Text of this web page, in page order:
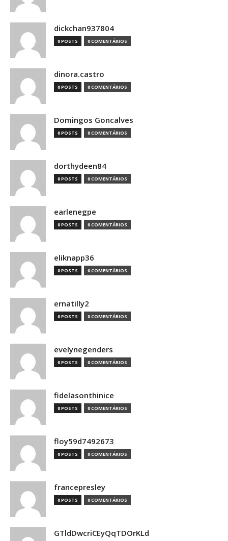
dickchan937804
0 POSTS 0 COMENTÁRIOS
dinora.castro
0 POSTS 0 COMENTÁRIOS
Domingos Goncalves
0 POSTS 0 COMENTÁRIOS
dorthydeen84
0 POSTS 0 COMENTÁRIOS
earlenegpe
0 POSTS 0 COMENTÁRIOS
eliknapp36
0 POSTS 0 COMENTÁRIOS
ernatilly2
0 POSTS 0 COMENTÁRIOS
evelynegenders
0 POSTS 0 COMENTÁRIOS
fidelasonthinice
0 POSTS 0 COMENTÁRIOS
floy59d7492673
0 POSTS 0 COMENTÁRIOS
francepresley
0 POSTS 0 COMENTÁRIOS
GTldDwcriCEyQqTDOrKLd